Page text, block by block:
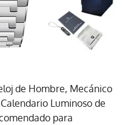
de Hombre, Mecánico
Luminoso de
para